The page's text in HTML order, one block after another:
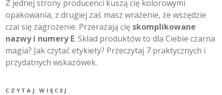
Z jednej strony producenci kuszą cię kolorowymi
opakowania, z drugiej zaś masz wrażenie, że wszędzie
czai się zagrożenie. Przerażają cię skomplikowane
nazwy i numery E. Skład produktów to dla Ciebie czarna
magia? Jak czytać etykiety? Przeczytaj 7 praktycznych i
przydatnych wskazówek.
CZYTAJ WIĘCEJ